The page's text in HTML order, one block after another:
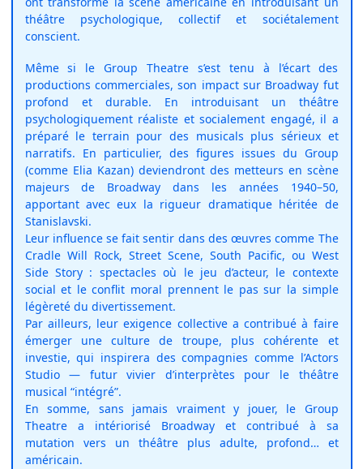
théâtre psychologique, collectif et sociétalement
conscient.
Même si le Group Theatre s’est tenu à l’écart des
productions commerciales, son impact sur Broadway fut
profond et durable. En introduisant un théâtre
psychologiquement réaliste et socialement engagé, il a
préparé le terrain pour des musicals plus sérieux et
narratifs. En particulier, des figures issues du Group
(comme Elia Kazan) deviendront des metteurs en scène
majeurs de Broadway dans les années 1940–50,
apportant avec eux la rigueur dramatique héritée de
Stanislavski.
Leur influence se fait sentir dans des œuvres comme The
Cradle Will Rock, Street Scene, South Pacific, ou West
Side Story : spectacles où le jeu d’acteur, le contexte
social et le conflit moral prennent le pas sur la simple
légèreté du divertissement.
Par ailleurs, leur exigence collective a contribué à faire
émerger une culture de troupe, plus cohérente et
investie, qui inspirera des compagnies comme l’Actors
Studio — futur vivier d’interprètes pour le théâtre
musical “intégré”.
En somme, sans jamais vraiment y jouer, le Group
Theatre a intériorisé Broadway et contribué à sa
mutation vers un théâtre plus adulte, profond… et
américain.